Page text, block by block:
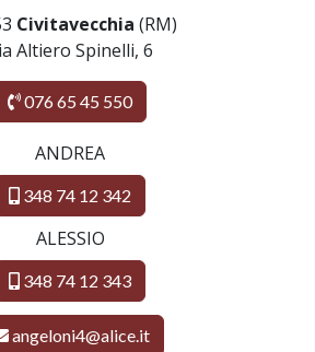
Civitavecchia (RM)
Altiero Spinelli, 6
076 65 45 550
ANDREA
348 74 12 342
ALESSIO
348 74 12 343
angeloni4@alice.it